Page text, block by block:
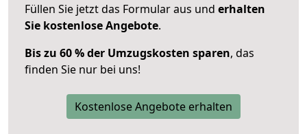
Füllen Sie jetzt das Formular aus und erhalten
Sie kostenlose Angebote.
Bis zu 60 % der Umzugskosten sparen, das
finden Sie nur bei uns!
Kostenlose Angebote erhalten